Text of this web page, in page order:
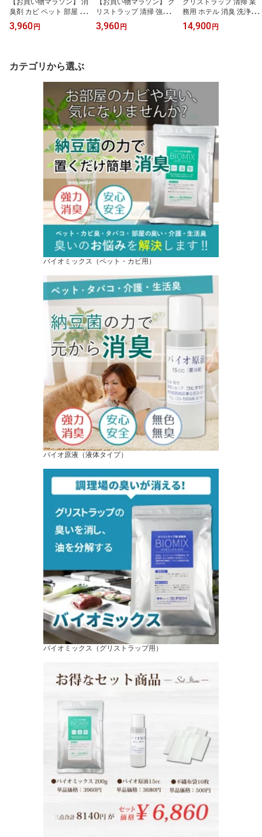
【お買い物マラソン】 消
臭剤 カビ ペット 部屋 車
トイレ バイオミックス 2
00g (10～15箇所分以上)
グ おしっこ タバコ 強力
消臭 納豆菌 業務用 バイ
オ 臭い消し カビ防止 風
呂 靴 体臭 ゴミ箱 無香料
3,960 円
【お買い物マラソン】 グ
リストラップ 清掃 強力
消臭 洗剤 バイオミック
ス 200g 目安として社食
浄化槽 排水溝 排管 パイ
プつまり 掃除 RSL
3,960 円
グリストラップ 清掃 業
務用 ホテル 消臭 洗浄剤
強力 油処理 バイオミッ
クス1kg(200g×5) 目安と
キッチン 掃除 下水配管
水質浄化剤 パイプ詰まり
14,900 円
カテゴリから選ぶ
バイオミックス（ペット・カビ用）
バイオ原液（液体タイプ）
バイオミックス（グリストラップ用）